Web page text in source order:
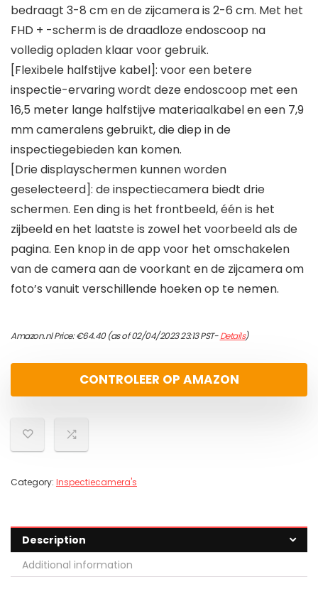
bedraagt 3-8 cm en de zijcamera is 2-6 cm. Met het
FHD + -scherm is de draadloze endoscoop na
volledig opladen klaar voor gebruik.
[Flexibele halfstijve kabel]: voor een betere
inspectie-ervaring wordt deze endoscoop met een
16,5 meter lange halfstijve materiaalkabel en een 7,9
mm cameralens gebruikt, die diep in de
inspectiegebieden kan komen.
[Drie displayschermen kunnen worden
geselecteerd]: de inspectiecamera biedt drie
schermen. Een ding is het frontbeeld, één is het
zijbeeld en het laatste is zowel het voorbeeld als de
pagina. Een knop in de app voor het omschakelen
van de camera aan de voorkant en de zijcamera om
foto’s vanuit verschillende hoeken op te nemen.
Amazon.nl Price:€64.40(as of 02/04/2023 23:13 PST-Details)
CONTROLEER OP AMAZON
Category: Inspectiecamera's
Description
Additional information